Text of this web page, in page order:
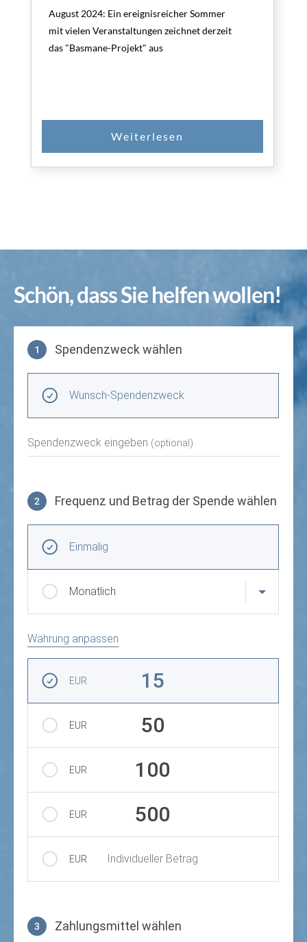
August 2024: Ein ereignisreicher Sommer
mit vielen Veranstaltungen zeichnet derzeit
das "Basmane-Projekt" aus
Schön, dass Sie helfen wollen!
1 Spendenzweck wählen
Wunsch-Spendenzweck
Spendenzweck eingeben (optional)
2 Frequenz und Betrag der Spende wählen
Einmalig
Monatlich
Währung anpassen
EUR 15
EUR 50
EUR 100
EUR 500
EUR Individueller Betrag
3 Zahlungsmittel wählen